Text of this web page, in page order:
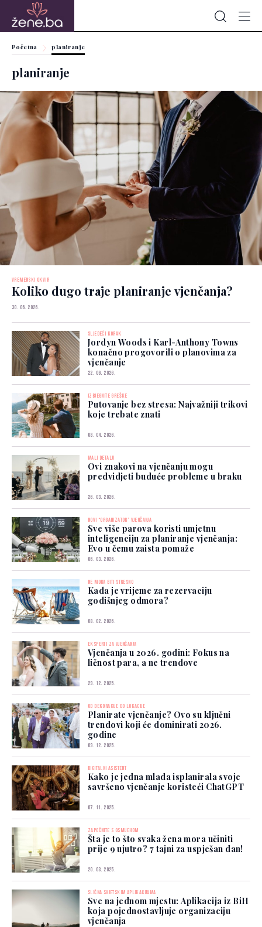
Početna planiranje
planiranje
VREMENSKI OKVIR
Koliko dugo traje planiranje vjenčanja?
30. 06. 2026.
SLJEDEĆI KORAK
Jordyn Woods i Karl-Anthony Towns
konačno progovorili o planovima za
vjenčanje
22. 06. 2026.
IZBJEGNITE GREŠKE
Putovanje bez stresa: Najvažniji trikovi
koje trebate znati
08. 04. 2026.
MALI DETALJI
Ovi znakovi na vjenčanju mogu
predvidjeti buduće probleme u braku
26. 03. 2026.
NOVI “ORGANIZATOR” VJENČANJA
Sve više parova koristi umjetnu
inteligenciju za planiranje vjenčanja:
Evo u čemu zaista pomaže
06. 03. 2026.
NE MORA BITI STRESNO
Kada je vrijeme za rezervaciju
godišnjeg odmora?
08. 02. 2026.
EKSPERTI ZA VJENČANJA
Vjenčanja u 2026. godini: Fokus na
ličnost para, a ne trendove
29. 12. 2025.
OD DEKORACIJE DO LOKACIJE
Planirate vjenčanje? Ovo su ključni
trendovi koji će dominirati 2026.
godine
09. 12. 2025.
DIGITALNI ASISTENT
Kako je jedna mlada isplanirala svoje
savršeno vjenčanje koristeći ChatGPT
07. 11. 2025.
ZAPOČNITE S OSMIJEHOM
Šta je to što svaka žena mora učiniti
prije 9 ujutro? 7 tajni za uspješan dan!
20. 03. 2025.
SLIČNA SVJETSKIM APLIKACIJAMA
Sve na jednom mjestu: Aplikacija iz BiH
koja pojednostavljuje organizaciju
vjenčanja